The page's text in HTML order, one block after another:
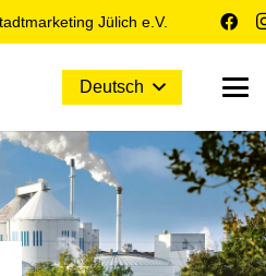
Jülich e.V.
Deutsch